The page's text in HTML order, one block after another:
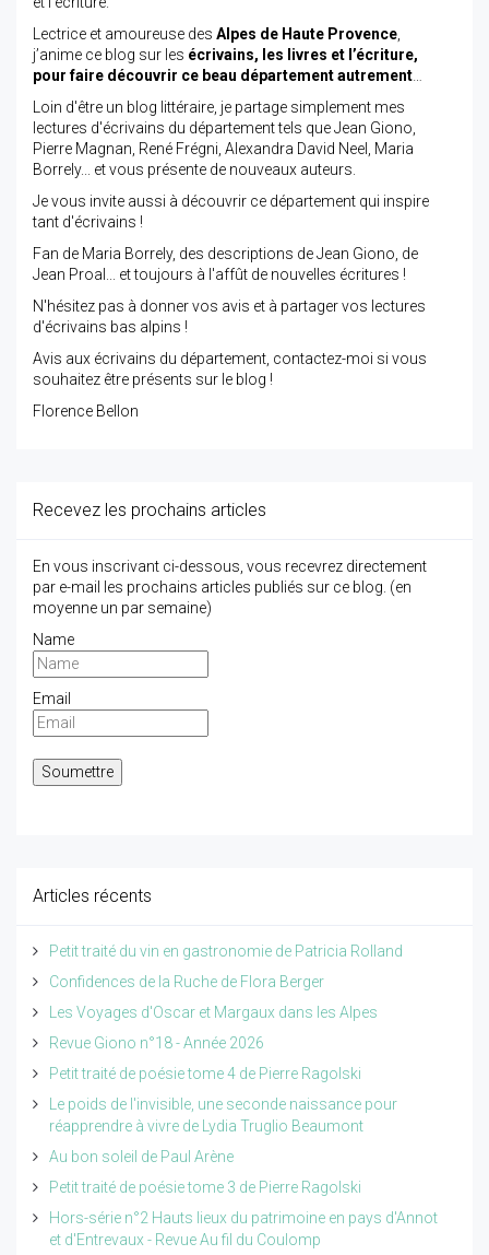
Lectrice et amoureuse des Alpes de Haute Provence
j’anime ce blog sur les écrivains, les livres et l’écriture,
pour faire découvrir ce beau département autrement
Loin d'être un blog littéraire, je partage simplement mes
lectures d'écrivains du département tels que Jean Giono,
Pierre Magnan, René Frégni, Alexandra David Neel, Maria
Borrely... et vous présente de nouveaux auteurs.
Je vous invite aussi à découvrir ce département qui inspire
tant d'écrivains !
Fan de Maria Borrely, des descriptions de Jean Giono, de
Jean Proal... et toujours à l'affût de nouvelles écritures !
N'hésitez pas à donner vos avis et à partager vos lectures
d'écrivains bas alpins !
Avis aux écrivains du département, contactez-moi si vous
souhaitez être présents sur le blog !
Florence Bellon
Recevez les prochains articles
En vous inscrivant ci-dessous, vous recevrez directement
par e-mail les prochains articles publiés sur ce blog. (en
moyenne un par semaine)
Name
Email
Articles récents
Petit traité du vin en gastronomie de Patricia Rolland
Confidences de la Ruche de Flora Berger
Les Voyages d'Oscar et Margaux dans les Alpes
Revue Giono n°18 - Année 2026
Petit traité de poésie tome 4 de Pierre Ragolski
Le poids de l'invisible, une seconde naissance pour
réapprendre à vivre de Lydia Truglio Beaumont
Au bon soleil de Paul Arène
Petit traité de poésie tome 3 de Pierre Ragolski
Hors-série n°2 Hauts lieux du patrimoine en pays d'Annot
et d'Entrevaux - Revue Au fil du Coulomp